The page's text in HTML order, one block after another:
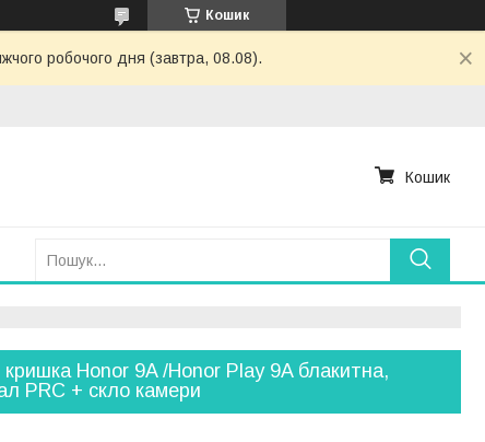
Кошик
робочого дня (завтра, 08.08).
Кошик
Honor 9A /Honor Play 9A блакитна,
PRC + скло камери